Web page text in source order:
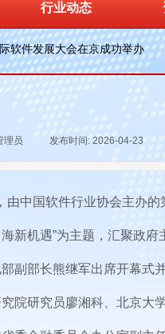
软件发展大会在京成功举办
行业动态
理员 发布时间: 2026-04-23
由中国软件行业协会主办
新机遇”为主题，汇聚政
副部长熊继军出席开幕式
院研究员廖湘科、北京大